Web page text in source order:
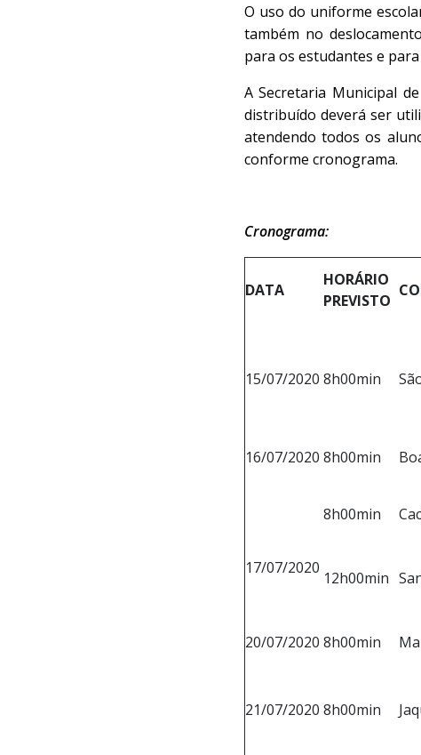
O uso do uniforme
também no
para os estudantes e
A Secretaria Municipal
distribuído deverá ser
atendendo todos os
conforme cronograma.
Cronograma:
DATA
HORÁRIO
PREVISTO
15/07/2020 8h00min
16/07/2020 8h00min
17/07/2020
8h00min
12h00min
20/07/2020 8h00min
21/07/2020 8h00min